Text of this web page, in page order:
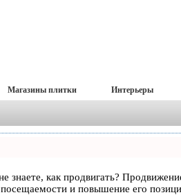
Магазины плитки Интерьеры
знаете, как продвигать?
и повышение его